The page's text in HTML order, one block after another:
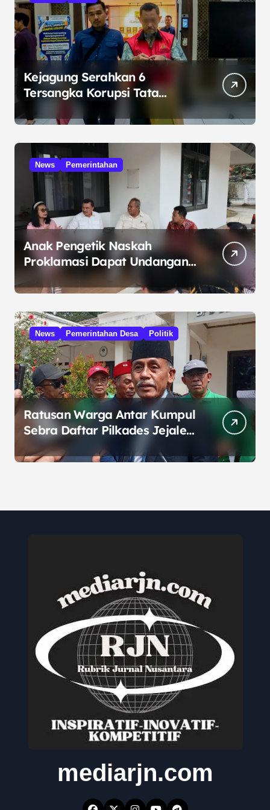
Kejagung Serahkan 6
Tersangka Korupsi Tata
Kelola Minyak ke Penuntut
Umum
News Pemerintahan
Anak Pengetik Naskah
Proklamasi Dapat Undangan
HUT RI dari Presiden
Prabowo
News Pemerintahan Desa Politik
Ratusan Warga Antar Kumpul
Sebra Daftar Pilkades Jejalen
Jaya, Serukan Pemilu Damai
mediarjn.com